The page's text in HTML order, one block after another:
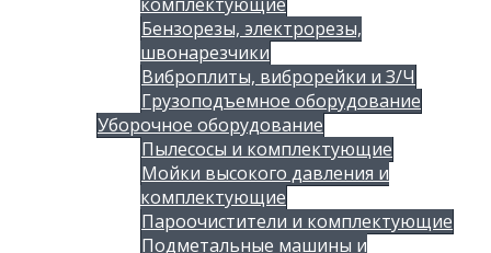
Бензорезы, электрорезы,
швонарезчики
Виброплиты, виброрейки и З/Ч
Грузоподъемное оборудование
Уборочное оборудование
Пылесосы и комплектующие
Мойки высокого давления и
комплектующие
Пароочистители и комплектующие
Подметальные машины и